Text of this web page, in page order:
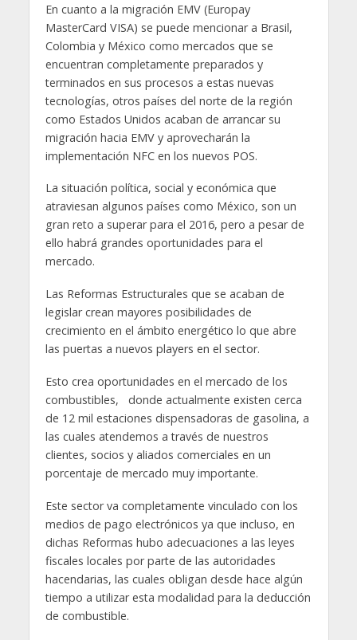
En cuanto a la migración EMV (Europay
MasterCard VISA) se puede mencionar a Brasil,
Colombia y México como mercados que se
encuentran completamente preparados y
terminados en sus procesos a estas nuevas
tecnologías, otros países del norte de la región
como Estados Unidos acaban de arrancar su
migración hacia EMV y aprovecharán la
implementación NFC en los nuevos POS.
La situación política, social y económica que
atraviesan algunos países como México, son un
gran reto a superar para el 2016, pero a pesar de
ello habrá grandes oportunidades para el
mercado.
Las Reformas Estructurales que se acaban de
legislar crean mayores posibilidades de
crecimiento en el ámbito energético lo que abre
las puertas a nuevos players en el sector.
Esto crea oportunidades en el mercado de los
combustibles, donde actualmente existen cerca
de 12 mil estaciones dispensadoras de gasolina, a
las cuales atendemos a través de nuestros
clientes, socios y aliados comerciales en un
porcentaje de mercado muy importante.
Este sector va completamente vinculado con los
medios de pago electrónicos ya que incluso, en
dichas Reformas hubo adecuaciones a las leyes
fiscales locales por parte de las autoridades
hacendarias, las cuales obligan desde hace algún
tiempo a utilizar esta modalidad para la deducción
de combustible.